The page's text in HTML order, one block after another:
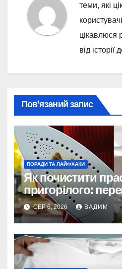
теми, які
цікавлюся
від історії
Пов’язаний запис
ПОРАДИ ТА ЛАЙФХАКИ
Як почистити
пригорілого:
СЕР 6, 2026 ВАДИМ